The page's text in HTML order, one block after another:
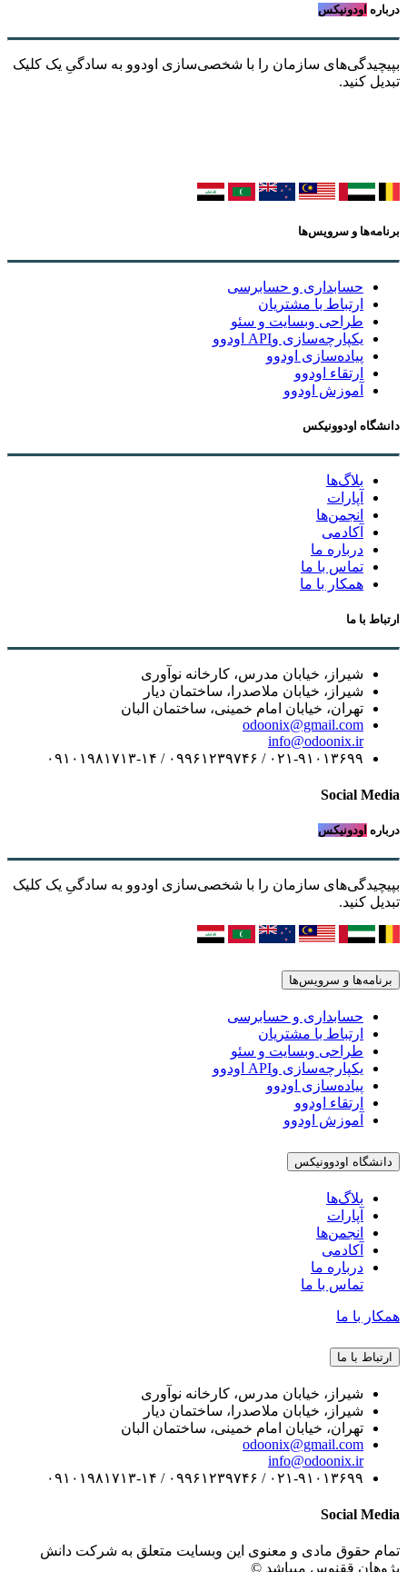
درباره اودونیکس
بپیچیدگی‌های سازمان را با شخصی‌سازی اودوو به سادگیِ یک کلیک
تبدیل کنید.
برنامه‌ها و سرویس‌ها
حسابداری و حسابرسی
ارتباط با مشتریان
طراحی وبسایت و سئو
یکپارچه‌سازی وAPI اودوو
پیاده‌سازی اودوو
ارتقاء اودوو
آموزش اودوو
دانشگاه اودوونیکس
بلاگ‌ها
آپارات
انجمن‌ها
آکادمی
درباره ما
تماس با ما
همکار با ما
ارتباط با ما
شیراز، خیابان مدرس، کارخانه نوآوری
شیراز، خیابان ملاصدرا، ساختمان دیار
تهران، خیابان امام خمینی، ساختمان البان
odoonix@gmail.com
info@odoonix.ir
۰۲۱-۹۱۰۱۳۶۹۹ / ۰۹۹۶۱۲۳۹۷۴۶ / ۰۹۱۰۱۹۸۱۷۱۳-۱۴
Social Media
درباره اودونیکس
بپیچیدگی‌های سازمان را با شخصی‌سازی اودوو به سادگیِ یک کلیک
تبدیل کنید.
برنامه‌ها و سرویس‌ها
حسابداری و حسابرسی
ارتباط با مشتریان
طراحی وبسایت و سئو
یکپارچه‌سازی وAPI اودوو
پیاده‌سازی اودوو
ارتقاء اودوو
آموزش اودوو
دانشگاه اودوونیکس
بلاگ‌ها
آپارات
انجمن‌ها
آکادمی
درباره ما
تماس با ما
همکار با ما
ارتباط با ما
شیراز، خیابان مدرس، کارخانه نوآوری
شیراز، خیابان ملاصدرا، ساختمان دیار
تهران، خیابان امام خمینی، ساختمان البان
odoonix@gmail.com
info@odoonix.ir
۰۲۱-۹۱۰۱۳۶۹۹ / ۰۹۹۶۱۲۳۹۷۴۶ / ۰۹۱۰۱۹۸۱۷۱۳-۱۴
Social Media
تمام حقوق مادی و معنوی این وبسایت متعلق به شرکت دانش
پژوهان ققنوس میباشد ©